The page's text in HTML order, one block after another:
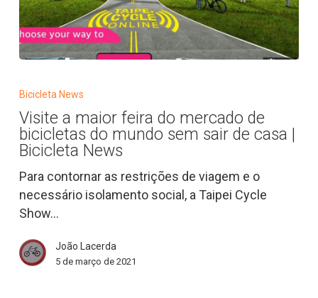
a
feira
do
mercado
de
bicicletas
do
sem
sair
Bicicleta News
Visite a maior feira do mercado de
bicicletas do mundo sem sair de casa |
Bicicleta News
Para contornar as restrições de viagem e o
necessário isolamento social, a Taipei Cycle
Show…
João Lacerda
5 de março de 2021